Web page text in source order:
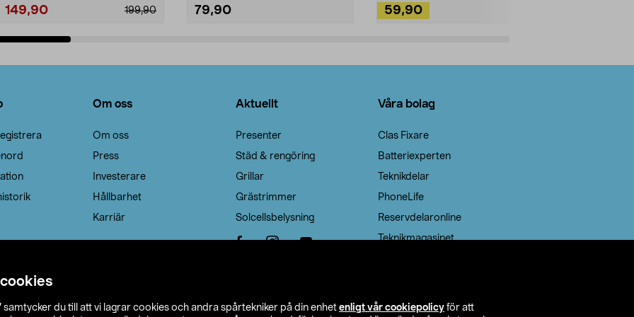
samtycker du till att vi lagrar cookies och andra spårtekniker på din enhet enligt vår cookiepolicy för att
199,90
149,90 79,90 59,90
Om oss
Om oss
Press
Investerare
Hållbarhet
Karriär
Aktuellt
Presenter
Städ & rengöring
Grillar
Grästrimmer
Solcellsbelysning
Våra bolag
Clas Fixare
Batteriexperten
Teknikdelar
PhoneLife
Reservdelaronline
Teknikmagasinet